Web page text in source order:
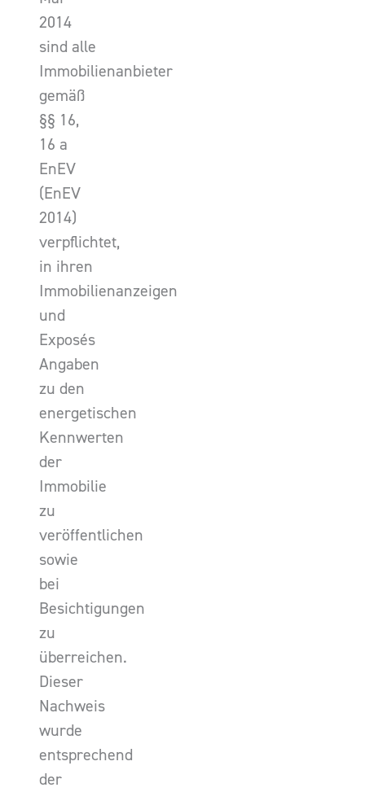
2014
sind alle
Immobilienanbieter
gemäß
§§ 16,
16 a
EnEV
(EnEV
2014)
verpflichtet,
in ihren
Immobilienanzeigen
und
Exposés
Angaben
zu den
energetischen
Kennwerten
der
Immobilie
zu
veröffentlichen
sowie
bei
Besichtigungen
zu
überreichen.
Dieser
Nachweis
wurde
entsprechend
der